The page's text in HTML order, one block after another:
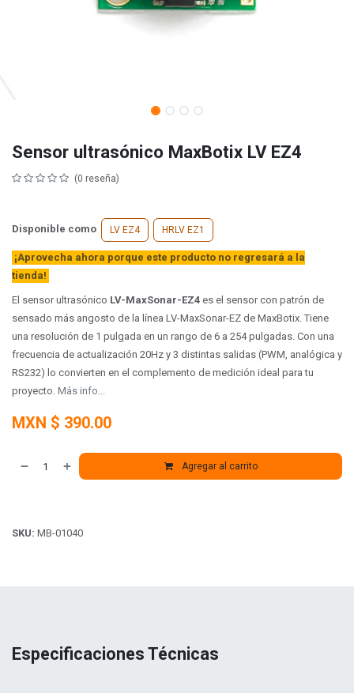
Sensor ultrasónico MaxBotix LV EZ4
(0 reseña)
Disponible como LV EZ4 HRLV EZ1
¡Aprovecha ahora porque este producto no regresará a la
tienda!
El sensor ultrasónico LV-MaxSonar-EZ4 es el sensor con patrón de
sensado más angosto de la línea LV-MaxSonar-EZ de MaxBotix. Tiene
una resolución de 1 pulgada en un rango de 6 a 254 pulgadas. Con una
frecuencia de actualización 20Hz y 3 distintas salidas (PWM, analógica y
RS232) lo convierten en el complemento de medición ideal para tu
proyecto. Más info...
MXN $ 390.00
Agregar al carrito
SKU: MB-01040
Especificaciones Técnicas